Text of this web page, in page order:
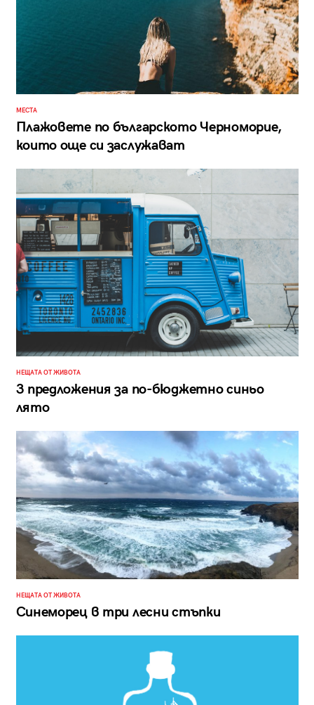
МЕСТА
Плажовете по българското Черноморие,
които още си заслужават
НЕЩАТА ОТ ЖИВОТА
3 предложения за по-бюджетно синьо
лято
НЕЩАТА ОТ ЖИВОТА
Синеморец в три лесни стъпки